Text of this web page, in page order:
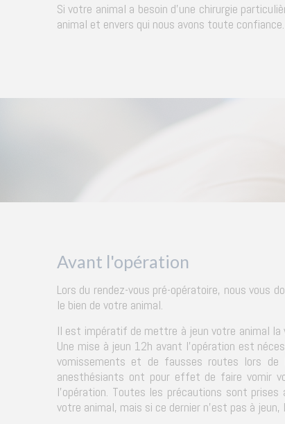
Si votre animal a besoin d'une chirurgie
animal et envers qui nous avons toute confiance.
Avant l'opération
Lors du rendez-vous pré-opératoire, nous vous
le bien de votre animal.
Il est impératif de mettre à jeun votre animal
Une mise à jeun 12h avant l'opération est
vomissements et de fausses routes lors
anesthésiants ont pour effet de faire vomir
l'opération. Toutes les précautions sont
votre animal, mais si ce dernier n'est pas à